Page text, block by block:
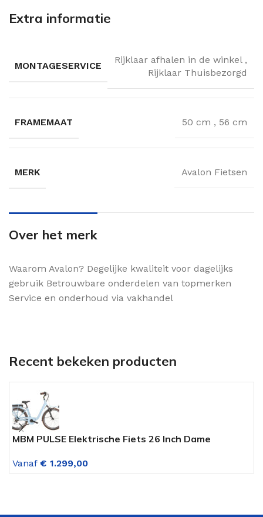
Extra informatie
MONTAGESERVICE
Rijklaar afhalen in de winkel ,
Rijklaar Thuisbezorgd
FRAMEMAAT 50 cm , 56 cm
MERK Avalon Fietsen
Over het merk
Waarom Avalon? Degelijke kwaliteit voor dagelijks
gebruik Betrouwbare onderdelen van topmerken
Service en onderhoud via vakhandel
Recent bekeken producten
MBM PULSE Elektrische Fiets 26 Inch Dame
Vanaf € 1.299,00